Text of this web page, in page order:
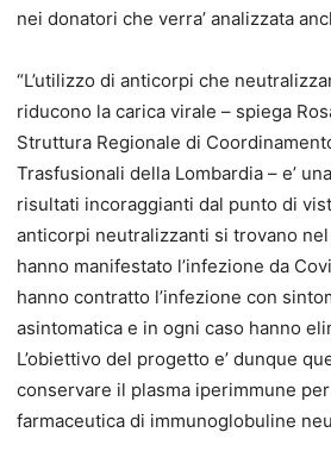
nei donatori che verra’ analizzata
“L’utilizzo di anticorpi che
riducono la carica virale – spiega
Struttura Regionale di
Trasfusionali della Lombardia – e’
risultati incoraggianti dal punto di
anticorpi neutralizzanti si trovano
hanno manifestato l’infezione da
hanno contratto l’infezione con
asintomatica e in ogni caso hanno
L’obiettivo del progetto e’ dunque
conservare il plasma iperimmune
farmaceutica di immunoglobuline